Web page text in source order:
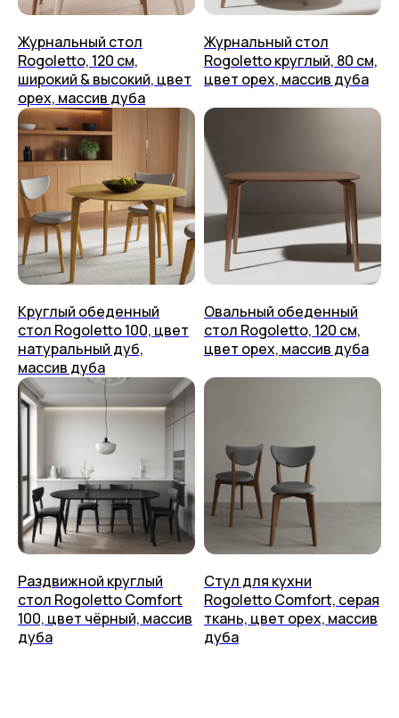
Журнальный стол
Rogoletto, 120 см,
широкий & высокий, цвет
орех, массив дуба
Журнальный стол
Rogoletto круглый, 80 см,
цвет орех, массив дуба
Круглый обеденный
стол Rogoletto 100, цвет
натуральный дуб,
массив дуба
Овальный обеденный
стол Rogoletto, 120 см,
цвет орех, массив дуба
Раздвижной круглый
стол Rogoletto Comfort
100, цвет чёрный, массив
дуба
Стул для кухни
Rogoletto Comfort, серая
ткань, цвет орех, массив
дуба
ООО «ПЛЕЙС ИТ» 2023-2026 г.
КАЗАНЬ,
УЛ. БРАТЬЕВ ПЕТРЯЕВЫХ, 5, корп. 4
placeithome@ya.ru
Контакты
+7 (499) 444-60-67
Политика конфиденциальности
Упаковка
Приём изделия
Аксессуары